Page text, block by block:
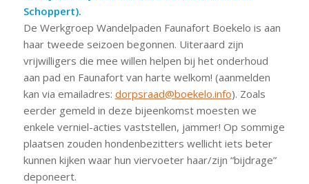
Schoppert).
De Werkgroep Wandelpaden Faunafort Boekelo is aan
haar tweede seizoen begonnen. Uiteraard zijn
vrijwilligers die mee willen helpen bij het onderhoud
aan pad en Faunafort van harte welkom! (aanmelden
kan via emailadres: dorpsraad@boekelo.info). Zoals
eerder gemeld in deze bijeenkomst moesten we
enkele verniel-acties vaststellen, jammer! Op sommige
plaatsen zouden hondenbezitters wellicht iets beter
kunnen kijken waar hun viervoeter haar/zijn “bijdrage”
deponeert.